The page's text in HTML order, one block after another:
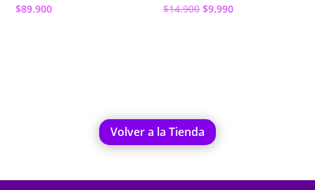
$89.900 $14.900 El
$9.990El
Volver a la Tienda